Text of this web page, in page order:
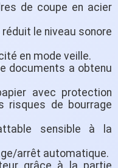
de coupe en acier
le niveau sonore
en mode veille.
documents a obtenu
avec protection
risques de bourrage
sensible à la
arrêt automatique.
grâce à la partie